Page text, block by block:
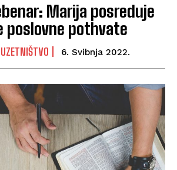
Marija posreduje
poslovne pothvate
6. Svibnja 2022.